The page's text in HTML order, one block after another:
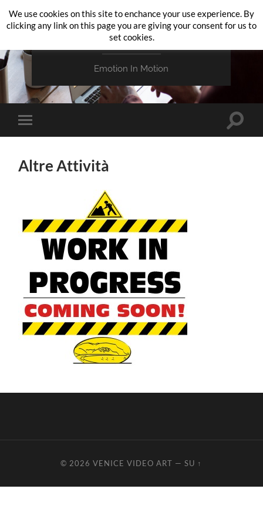
VENICE VIDEO ART
Emotion In Motion
Attiva/disattiva
il
sui
dispositivi
Altre Attività
© 2026VENICE VIDEO ART —SU ↑
We use cookies on this site to enchance your use experience. By
clicking any link on this page you are giving your consent for us to
set cookies.